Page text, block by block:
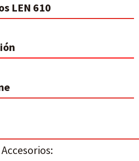
LEN 610
Accesorios: